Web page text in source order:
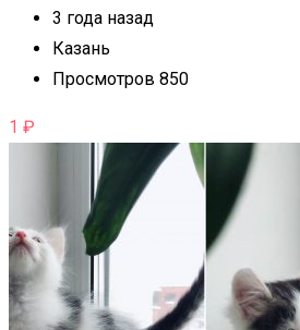
3 года назад
Казань
Просмотров 850
1 ₽